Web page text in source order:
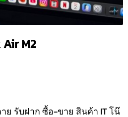
M2
ย รับฝาก ซื้อ-ขาย สินค้า IT โน๊